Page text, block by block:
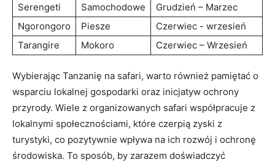
Serengeti
Samochodowe
Grudzień – Marzec
Ngorongoro
Piesze
Czerwiec -⁤ wrzesień
Tarangire
Mokoro Czerwiec – Wrzesień
Wybierając Tanzanię ‍na safari, ⁢warto‍ również pamiętać o⁤
wsparciu lokalnej gospodarki oraz inicjatyw ochrony
przyrody. Wiele z organizowanych safari współpracuje z ​
lokalnymi społecznościami, które czerpią zyski z
turystyki,‌ co⁣ pozytywnie wpływa na ich ⁢rozwój i ⁤ochronę
środowiska. To sposób, by zarazem doświadczyć